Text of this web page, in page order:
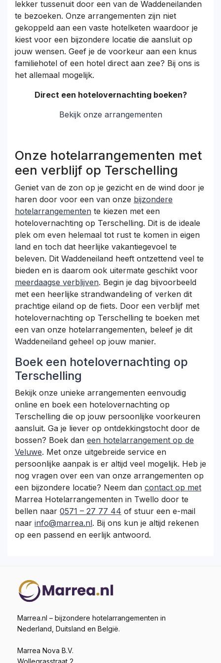
lekker tussenuit door een van de Waddeneilanden
te bezoeken. Onze arrangementen zijn niet
gekoppeld aan een vaste hotelketen waardoor je
kiest voor een bijzondere locatie die aansluit op
jouw wensen. Geef je de voorkeur aan een knus
familiehotel of een hotel direct aan zee? Bij ons is
het allemaal mogelijk.
Direct een hotelovernachting boeken?
Bekijk onze arrangementen
Onze hotelarrangementen met
een verblijf op Terschelling
Geniet van de zon op je gezicht en de wind door je
haren door voor een van onze bijzondere
hotelarrangementen te kiezen met een
hotelovernachting op Terschelling. Dit is de ideale
plek om even helemaal tot rust te komen in eigen
land en toch dat heerlijke vakantiegevoel te
beleven. Dit Waddeneiland heeft ontzettend veel te
bieden en is daarom ook uitermate geschikt voor
meerdaagse verblijven. Begin je dag bijvoorbeeld
met een heerlijke strandwandeling of verken dit
prachtige eiland op de fiets. Door een verblijf met
hotelovernachting op Terschelling te boeken met
een van onze hotelarrangementen, beleef je dit
Waddeneiland geheel op jouw manier.
Boek een hotelovernachting op
Terschelling
Bekijk onze unieke arrangementen eenvoudig
online en boek een hotelovernachting op
Terschelling die op jouw persoonlijke voorkeuren
aansluit. Ga je liever op ontdekkingstocht door de
bossen? Boek dan een hotelarrangement op de
Veluwe. Met onze uitgebreide service en
persoonlijke aanpak is er altijd veel mogelijk. Heb je
nog vragen over een van onze arrangementen op
een bijzondere locatie? Neem dan contact op met
Marrea Hotelarrangementen in Twello door te
bellen naar 0571 – 27 77 44 of stuur een e-mail
naar info@marrea.nl. Bij ons kun je altijd rekenen
op een passend en eerlijk antwoord.
Marrea.nl – bijzondere hotelarrangementen in
Nederland, Duitsland en België.
Marrea Nova B.V.